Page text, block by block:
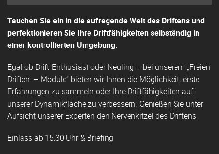
Tauchen Sie ein in die aufregende Welt des Driftens und
perfektionieren Sie Ihre Driftfähigkeiten selbständig in
einer kontrollierten Umgebung.
Egal ob Drift-Enthusiast oder Neuling – bei unserem „Freien
Driften – Module“ bieten wir Ihnen die Möglichkeit, erste
Erfahrungen zu sammeln oder Ihre Driftfähigkeiten auf
unserer Dynamikfläche zu verbessern. Genießen Sie unter
Aufsicht unserer Experten den Nervenkitzel des Driftens.
Einlass ab 15:30 Uhr & Briefing